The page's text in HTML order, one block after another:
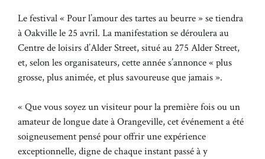
Le festival « Pour l’amour des tartes au beurre » se tiendra
à Oakville le 25 avril. La manifestation se déroulera au
Centre de loisirs d’Alder Street, situé au 275 Alder Street,
et, selon les organisateurs, cette année s’annonce « plus
grosse, plus animée, et plus savoureuse que jamais ».
« Que vous soyez un visiteur pour la première fois ou un
amateur de longue date à Orangeville, cet événement a été
soigneusement pensé pour offrir une expérience
exceptionnelle, digne de chaque instant passé à y